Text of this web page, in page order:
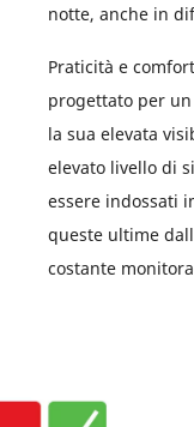
notte, anche in
Praticità e
progettato per
la sua elevata
elevato livello di
essere indossati
queste ultime
costante